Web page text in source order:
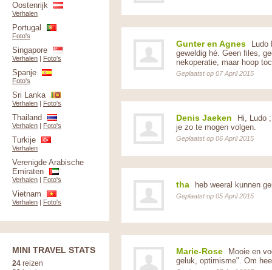
Gunter en Agnes
Ludo
geweldig hé. Geen files,
nekoperatie, maar hoop
Geplaatst op 07 April 2015
Denis Jaeken
Hi, Ludo
je zo te mogen volgen.
Geplaatst op 06 April 2015
tha heb weeral kunnen
Geplaatst op 05 April 2015
Marie-Rose
Mooie en
geluk, optimisme". Om
Oostenrijk
Verhalen
Portugal
Foto's
Singapore
Verhalen | Foto's
Spanje
Foto's
Sri Lanka
Verhalen | Foto's
Thailand
Verhalen | Foto's
Turkije
Verhalen
Verenigde Arabische
Emiraten
Verhalen | Foto's
Vietnam
Verhalen | Foto's
MINI TRAVEL STATS
24 reizen